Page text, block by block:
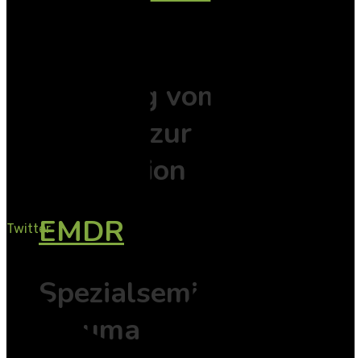
Der Weg vom
Erleben zur
Integration
EMDR
Spezialseminare
Trauma
Twitter